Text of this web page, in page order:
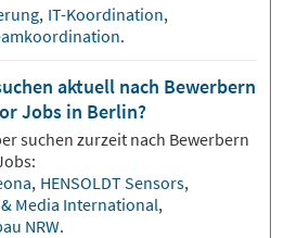
, IT-Koordination,
.
aktuell nach Bewerbern
Jobs in Berlin?
suchen zurzeit nach Bewerbern
, HENSOLDT Sensors,
& Media International,
NRW.